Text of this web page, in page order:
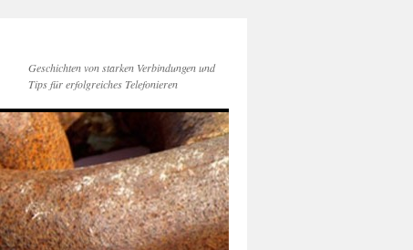
Geschichten von starken Verbindungen und
Tips für erfolgreiches Telefonieren